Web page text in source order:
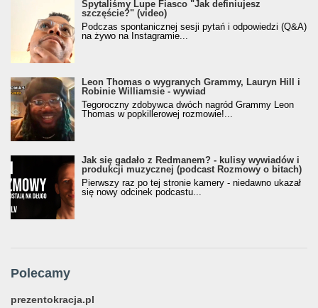
Spytaliśmy Lupe Fiasco "Jak definiujesz
szczęście?" (video)
Podczas spontanicznej sesji pytań i odpowiedzi (Q&A)
na żywo na Instagramie...
Leon Thomas o wygranych Grammy, Lauryn Hill i
Robinie Williamsie - wywiad
Tegoroczny zdobywca dwóch nagród Grammy Leon
Thomas w popkillerowej rozmowie!...
Jak się gadało z Redmanem? - kulisy wywiadów i
produkcji muzycznej (podcast Rozmowy o bitach)
Pierwszy raz po tej stronie kamery - niedawno ukazał
się nowy odcinek podcastu...
Polecamy
prezentokracja.pl